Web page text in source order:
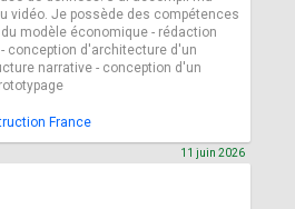
vidéo. Je possède des compétences
modèle économique - rédaction
conception d'architecture d'un
narrative - conception d'un
France
11 juin 2026